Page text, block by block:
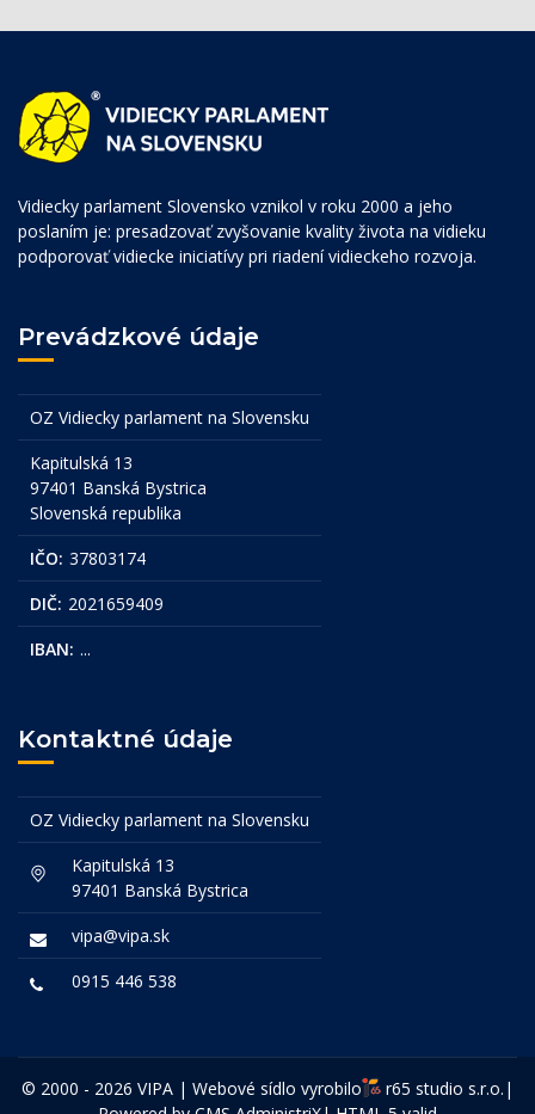
Vidiecky parlament Slovensko vznikol v roku 2000 a jeho
poslaním je: presadzovať zvyšovanie kvality života na vidieku
podporovať vidiecke iniciatívy pri riadení vidieckeho rozvoja.
Prevádzkové údaje
OZ Vidiecky parlament na Slovensku
Kapitulská 13
97401 Banská Bystrica
Slovenská republika
IČO: 37803174
DIČ: 2021659409
IBAN: ...
Kontaktné údaje
OZ Vidiecky parlament na Slovensku
Kapitulská 13
97401 Banská Bystrica
vipa@vipa.sk
0915 446 538
© 2000 - 2026 VIPA | Webové sídlo vyrobilo r65 studio s.r.o. |